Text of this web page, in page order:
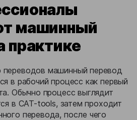
машинный
практике
машинный перевод
в рабочий процесс как первый
Обычно процесс выглядит
в CAT-tools, затем проходит
перевода, после чего